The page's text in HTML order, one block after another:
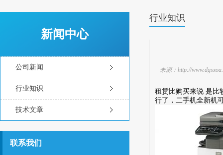
新闻中心
公司新闻
行业知识
技术文章
联系我们
行业知识
来源：http://
租赁比购买来说 是比
行了，二手机全新机